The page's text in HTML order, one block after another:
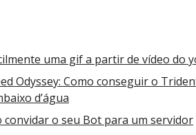
uma gif a partir de vídeo do
Odyssey: Como conseguir o
d’água
convidar o seu Bot para um servidor